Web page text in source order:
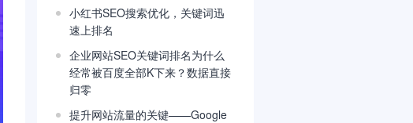
小红书SEO搜索优化，关键词迅
速上排名
企业网站SEO关键词排名为什么
经常被百度全部K下来？数据直接
归零
提升网站流量的关键——Google